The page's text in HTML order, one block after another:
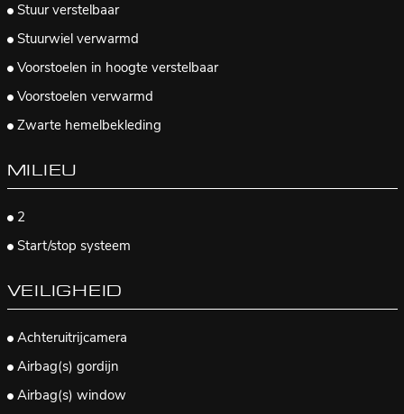
Stuur verstelbaar
Stuurwiel verwarmd
Voorstoelen in hoogte verstelbaar
Voorstoelen verwarmd
Zwarte hemelbekleding
MILIEU
2
Start/stop systeem
VEILIGHEID
Achteruitrijcamera
Airbag(s) gordijn
Airbag(s) window